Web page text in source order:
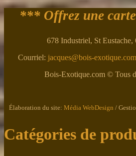
*** Offrez une
678 Industriel, St
Courriel: jacques@bois-exotique.com
Bois-Exotique.com © Tous
Élaboration du site: Média WebDesign /
Catégories de